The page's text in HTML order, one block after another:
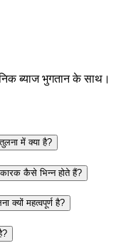
ब्याज भुगतान के साथ।
में क्या है?
कैसे भिन्न होते हैं?
क्यों महत्वपूर्ण है?